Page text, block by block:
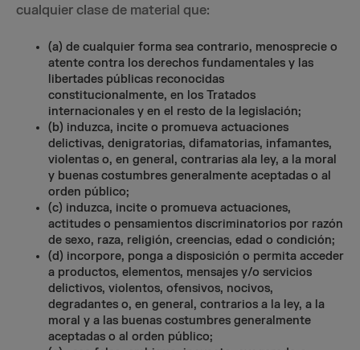
cualquier clase de material que:
(a) de cualquier forma sea contrario, menosprecie o
atente contra los derechos fundamentales y las
libertades públicas reconocidas
constitucionalmente, en los Tratados
internacionales y en el resto de la legislación;
(b) induzca, incite o promueva actuaciones
delictivas, denigratorias, difamatorias, infamantes,
violentas o, en general, contrarias ala ley, a la moral
y buenas costumbres generalmente aceptadas o al
orden público;
(c) induzca, incite o promueva actuaciones,
actitudes o pensamientos discriminatorios por razón
de sexo, raza, religión, creencias, edad o condición;
(d) incorpore, ponga a disposición o permita acceder
a productos, elementos, mensajes y/o servicios
delictivos, violentos, ofensivos, nocivos,
degradantes o, en general, contrarios a la ley, a la
moral y a las buenas costumbres generalmente
aceptadas o al orden público;